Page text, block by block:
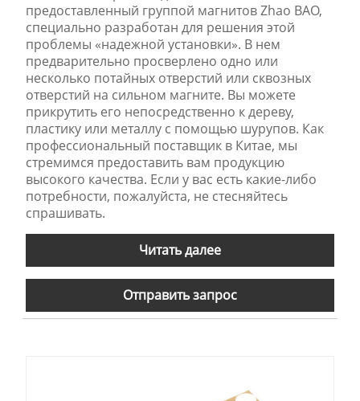
предоставленный группой магнитов Zhao BAO,
специально разработан для решения этой
проблемы «надежной установки». В нем
предварительно просверлено одно или
несколько потайных отверстий или сквозных
отверстий на сильном магните. Вы можете
прикрутить его непосредственно к дереву,
пластику или металлу с помощью шурупов. Как
профессиональный поставщик в Китае, мы
стремимся предоставить вам продукцию
высокого качества. Если у вас есть какие-либо
потребности, пожалуйста, не стесняйтесь
спрашивать.
Читать далее
Отправить запрос